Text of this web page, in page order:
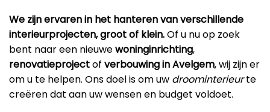
We zijn ervaren in het hanteren van verschillende
interieurprojecten, groot of klein.Of u nu op zoek
bent naar een nieuwewoninginrichting,
renovatieprojectof verbouwing in Avelgem, wij zijn er
om u te helpen. Ons doel is om uw droominterieurte
creëren dat aan uw wensen en budget voldoet.